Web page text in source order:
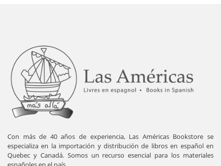
Con más de 40 años de experiencia, Las Américas Bookstore se
especializa en la importación y distribución de libros en español en
Quebec y Canadá. Somos un recurso esencial para los materiales